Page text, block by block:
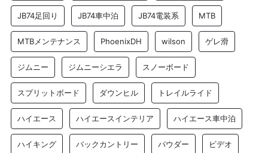
JB74足回り JB74車中泊 JB74電装系 MTB
MTBメンテナンス PhoenixDH wilson ゲレ滑
ジムニー ジムニーシエラ スノーボード
スプリットボード ダウンヒル トレイルライド
ハイエース ハイエースインテリア ハイエース車中泊
ハイキング バックカントリー パウダー ビデオ